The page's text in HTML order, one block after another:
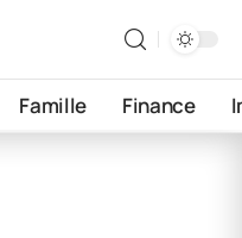
Famille Finance